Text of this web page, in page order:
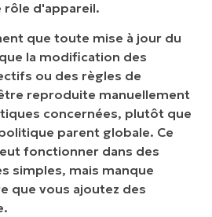
rôle d'appareil.
que toute mise à jour du
la modification des
ou des règles de
reproduite manuellement
concernées, plutôt que
parent globale. Ce
fonctionner dans des
simples, mais manque
que vous ajoutez des